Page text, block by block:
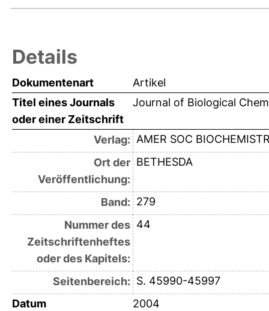
Details
Dokumentenart
Artikel
Titel eines Journals
oder einer Zeitschrift
Journal of Biological
Verlag: AMER SOC
Ort der
Veröffentlichung:
BETHESDA
Band: 279
Nummer des
Zeitschriftenheftes
oder des Kapitels:
44
Seitenbereich: S. 45990-45997
Datum
2004